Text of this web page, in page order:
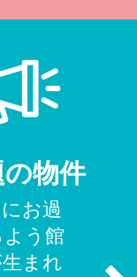
物件
お過
う館
まれ